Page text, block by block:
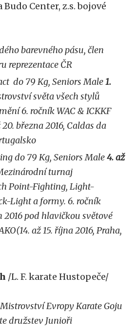
Budo Center, z.s. bojové
barevného pásu, člen
reprezentace ČR
do 79 Kg, Seniors Male1.
světa všech stylů
6. ročník WAC & ICKKF
20. března 2016, Caldas da
do 79 Kg, Seniors Male4. až
turnaj
Point-Fighting, Light-
Light a formy. 6. ročník
2016 pod hlavičkou světové
až 15. října 2016, Praha,
/L. F. karate Hustopeče/
Evropy Karate Goju
družstev Junioři